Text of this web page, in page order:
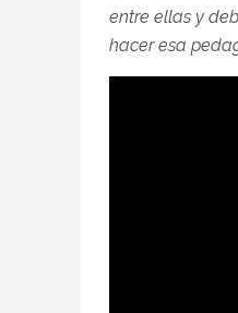
entre ellas y
hacer esa